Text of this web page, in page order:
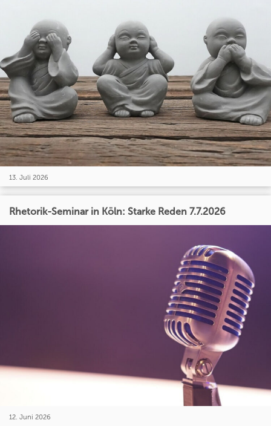
13. Juli 2026
Rhetorik-Seminar in Köln: Starke Reden 7.7.2026
12. Juni 2026